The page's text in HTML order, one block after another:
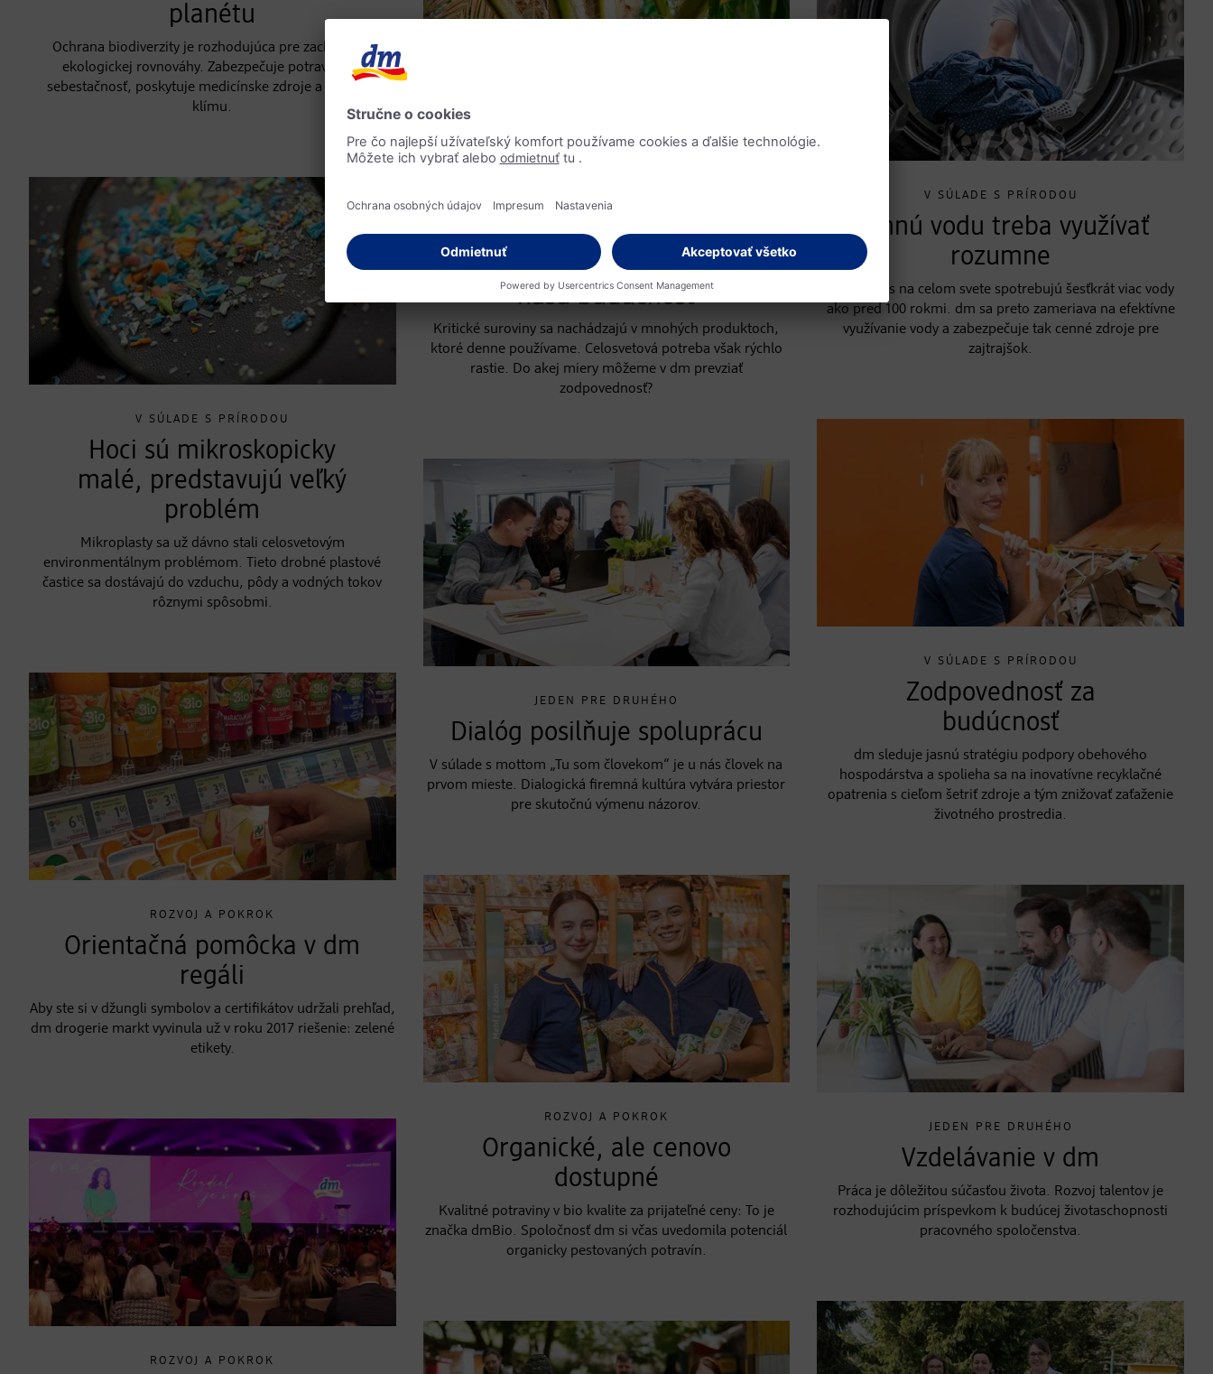
planétu
Ochrana biodiverzity je rozhodujúca pre zachovanie
ekologickej rovnováhy. Zabezpečuje potravinovú
sebestačnosť, poskytuje medicínske zdroje a reguluje
klímu.
V SÚLADE S PRÍRODOU
Hoci sú mikroskopicky
malé, predstavujú veľký
problém
Mikroplasty sa už dávno stali celosvetovým
environmentálnym problémom. Tieto drobné plastové
častice sa dostávajú do vzduchu, pôdy a vodných tokov
rôznymi spôsobmi.
ROZVOJ A POKROK
Orientačná pomôcka v dm
regáli
Aby ste si v džungli symbolov a certifikátov udržali prehľad,
dm drogerie markt vyvinula už v roku 2017 riešenie: zelené
etikety.
ROZVOJ A POKROK
V SÚLADE S PRÍRODOU
Prečo palmový olej určuje
našu budúcnosť
Kritické suroviny sa nachádzajú v mnohých produktoch,
ktoré denne používame. Celosvetová potreba však rýchlo
rastie. Do akej miery môžeme v dm prevziať
zodpovednosť?
JEDEN PRE DRUHÉHO
Dialóg posilňuje spoluprácu
V súlade s mottom „Tu som človekom“ je u nás človek na
prvom mieste. Dialogická firemná kultúra vytvára priestor
pre skutočnú výmenu názorov.
ROZVOJ A POKROK
Organické, ale cenovo
dostupné
Kvalitné potraviny v bio kvalite za prijateľné ceny: To je
značka dmBio. Spoločnosť dm si včas uvedomila potenciál
organicky pestovaných potravín.
V SÚLADE S PRÍRODOU
Cennú vodu treba využívať
rozumne
Ľudia dnes na celom svete spotrebujú šesťkrát viac vody
ako pred 100 rokmi. dm sa preto zameriava na efektívne
využívanie vody a zabezpečuje tak cenné zdroje pre
zajtrajšok.
V SÚLADE S PRÍRODOU
Zodpovednosť za
budúcnosť
dm sleduje jasnú stratégiu podpory obehového
hospodárstva a spolieha sa na inovatívne recyklačné
opatrenia s cieľom šetriť zdroje a tým znižovať zaťaženie
životného prostredia.
JEDEN PRE DRUHÉHO
Vzdelávanie v dm
Práca je dôležitou súčasťou života. Rozvoj talentov je
rozhodujúcim príspevkom k budúcej životaschopnosti
pracovného spoločenstva.